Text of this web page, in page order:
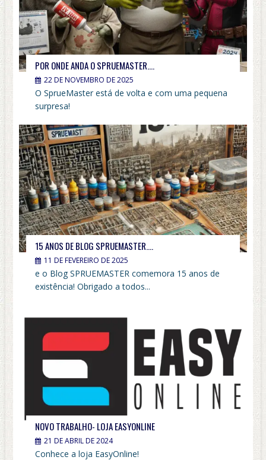
POR ONDE ANDA O SPRUEMASTER….
22 DE NOVEMBRO DE 2025
O SprueMaster está de volta e com uma pequena
surpresa!
15 ANOS DE BLOG SPRUEMASTER….
11 DE FEVEREIRO DE 2025
e o Blog SPRUEMASTER comemora 15 anos de
existência! Obrigado a todos...
NOVO TRABALHO- LOJA EASYONLINE
21 DE ABRIL DE 2024
Conhece a loja EasyOnline!